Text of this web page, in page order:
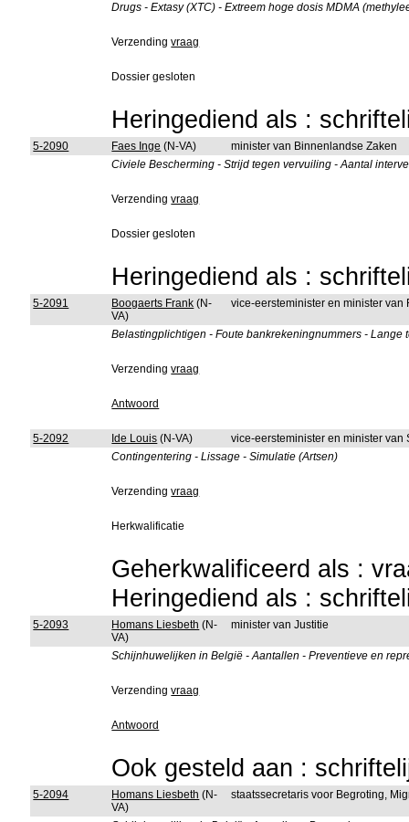
Drugs - Extasy (XTC) - Extreem hoge dosis MDMA
Verzendingvraag
Dossier gesloten
Heringediend als :
5-2090 Faes Inge (N-VA)
minister van Binnenlandse Zaken
Civiele Bescherming - Strijd tegen vervuiling - Aantal
Verzendingvraag
Dossier gesloten
Heringediend als :
5-2091 Boogaerts Frank (N-
VA)
vice-eersteminister en minister
Belastingplichtigen - Foute bankrekeningnummers - Lange
Verzendingvraag
Antwoord
5-2092 Ide Louis (N-VA)
vice-eersteminister en minister
Contingentering - Lissage - Simulatie (Artsen)
Verzendingvraag
Herkwalificatie
Geherkwalificeerd als :
Heringediend als :
5-2093 Homans Liesbeth (N-
VA)
minister van Justitie
Schijnhuwelijken in België - Aantallen - Preventieve en
Verzendingvraag
Antwoord
Ook gesteld aan :
5-2094 Homans Liesbeth (N-
VA)
staatssecretaris voor Begroting,